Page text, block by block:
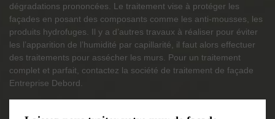
dégradations prononcées. Le traitement vise à protéger les
façades en posant des composants comme les anti-mousses, les
produits hydrofuges. Il y a d’autres travaux à réaliser pour éviter
les l’apparition de l’humidité par capillarité, il faut alors effectuer
des traitements pour assécher les murs. Pour un traitement
complet et parfait, contactez la société de traitement de façade
Entreprise Debord.